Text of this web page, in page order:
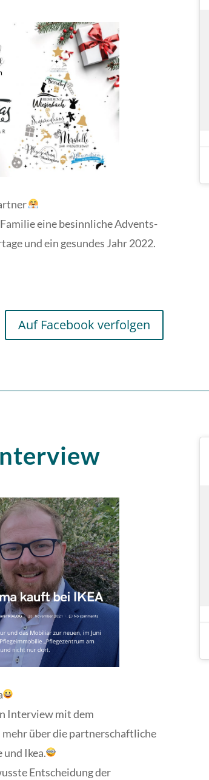
eine besinnliche Advents-
und ein gesundes Jahr 2022.
Auf Facebook verfolgen
Interview mit dem
über die partnerschaftliche
Ikea.
Entscheidung der